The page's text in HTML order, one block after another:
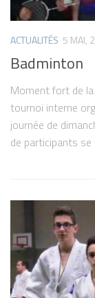
ACTUALITÉS 5 MAI,
Badminton
Moment fort de
tournoi interne
journée de
de participants